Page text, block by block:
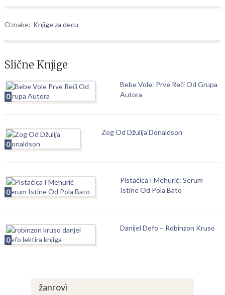
Oznake: Knjige za decu
Slične Knjige
0
Bebe Vole: Prve Reči Od Grupa
Autora
0
Zog Od Džulija Donaldson
0
Pistaćica I Mehurić: Serum
Istine Od Pola Bato
0
Danijel Defo – Robinzon Kruso
žanrovi